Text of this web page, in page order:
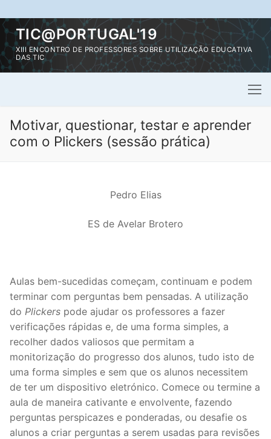
Saltar
para
conteúdo
TIC@PORTUGAL'19
XIII ENCONTRO DE PROFESSORES SOBRE UTILIZAÇÃO EDUCATIVA
DAS TIC
Motivar, questionar, testar e aprender
com o Plickers (sessão prática)
Pedro Elias
ES de Avelar Brotero
Aulas bem-sucedidas começam, continuam e podem
terminar com perguntas bem pensadas. A utilização
do Plickers pode ajudar os professores a fazer
verificações rápidas e, de uma forma simples, a
recolher dados valiosos que permitam a
monitorização do progresso dos alunos, tudo isto de
uma forma simples e sem que os alunos necessitem
de ter um dispositivo eletrónico. Comece ou termine a
aula de maneira cativante e envolvente, fazendo
perguntas perspicazes e ponderadas, ou desafie os
alunos a criar perguntas a serem usadas para revisões